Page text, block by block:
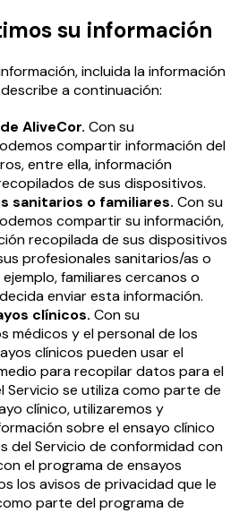
su información
incluida la información
a continuación:
AliveCor. Con su
compartir información del
entre ella, información
de sus dispositivos.
sanitarios o familiares. Con su
compartir su información,
recopilada de sus dispositivos
profesionales sanitarios/as o
familiares cercanos o
enviar esta información.
clínicos. Con su
médicos y el personal de los
clínicos pueden usar el
para recopilar datos para el
Servicio se utiliza como parte de
clínico, utilizaremos y
sobre el ensayo clínico
del Servicio de conformidad con
el programa de ensayos
los avisos de privacidad que le
parte del programa de